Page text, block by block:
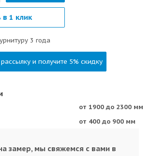
в 1 клик
3 года
и получите 5% скидку
от 1900 до 2300 мм
от 400 до 900 мм
замер, мы свяжемся с вами в